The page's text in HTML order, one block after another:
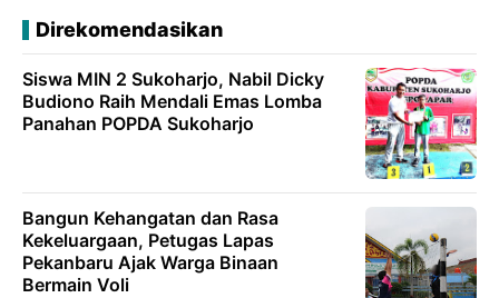
Direkomendasikan
Siswa MIN 2 Sukoharjo, Nabil Dicky
Budiono Raih Mendali Emas Lomba
Panahan POPDA Sukoharjo
Bangun Kehangatan dan Rasa
Kekeluargaan, Petugas Lapas
Pekanbaru Ajak Warga Binaan
Bermain Voli